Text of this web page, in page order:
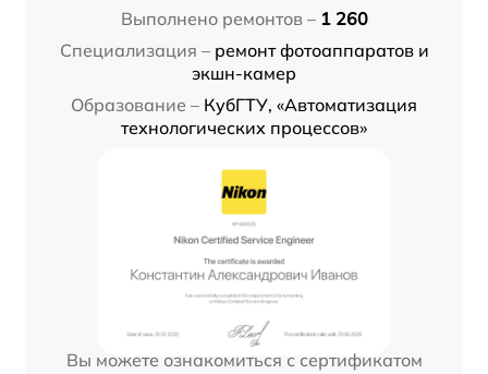
Выполнено ремонтов – 1 260
Специализация – ремонт фотоаппаратов и
экшн-камер
Образование – КубГТУ, «Автоматизация
технологических процессов»
Вы можете ознакомиться с сертификатом